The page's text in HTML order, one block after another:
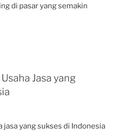
di pasar yang semakin
Jasa yang
jasa yang sukses di Indonesia